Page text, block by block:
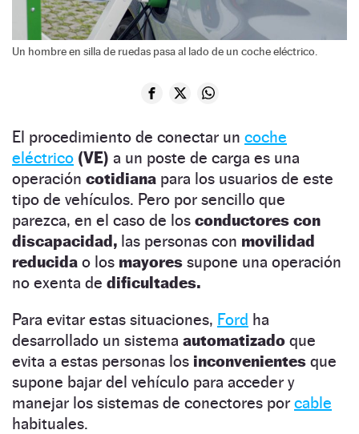
Un hombre en silla de ruedas pasa al lado de un coche eléctrico.
El procedimiento de conectar un coche
eléctrico (VE) a un poste de carga es una
operación cotidiana para los usuarios de este
tipo de vehículos. Pero por sencillo que
parezca, en el caso de los conductores con
discapacidad, las personas con movilidad
reducida o los mayores supone una operación
no exenta de dificultades.
Para evitar estas situaciones, Ford ha
desarrollado un sistema automatizado que
evita a estas personas los inconvenientes que
supone bajar del vehículo para acceder y
manejar los sistemas de conectores por cable
habituales.